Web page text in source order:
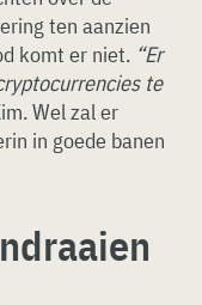
ten aanzien
komt er niet. “Er
te
Wel zal er
in goede banen